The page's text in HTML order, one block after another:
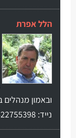
הלל אפרת
נייד: 0522755398